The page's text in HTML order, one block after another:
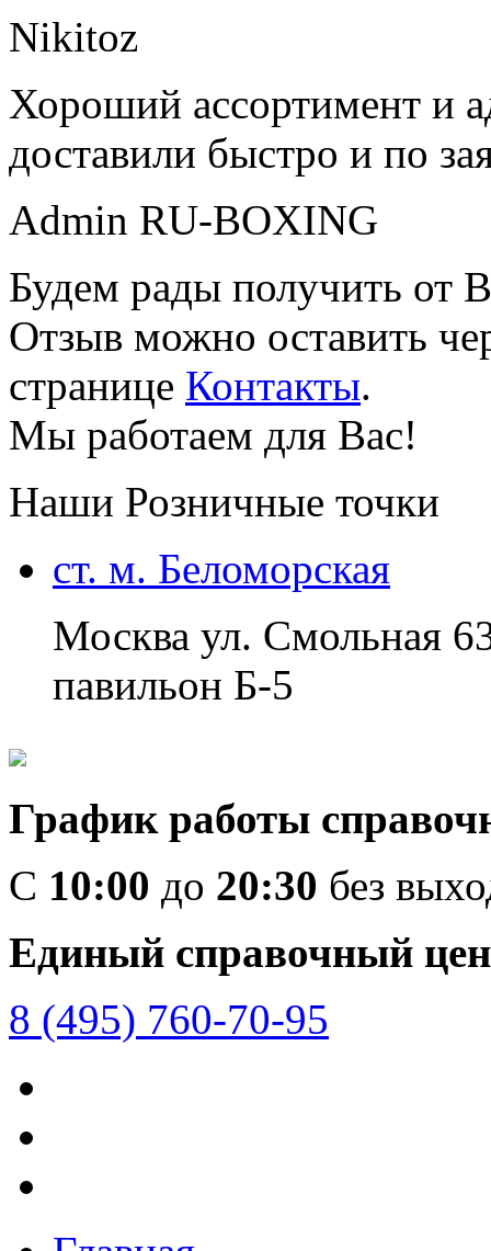
Nikitoz
Хороший ассортимент и
доставили быстро и по
Admin RU-BOXING
Будем рады получить от
Отзыв можно оставить
странице Контакты.
Мы работаем для Вас!
Наши Розничные точки
ст. м. Беломорская
Москва ул. Смольная
павильон Б-5
График работы
C 10:00 до 20:30 без
Единый справочный
8 (495) 760-70-95